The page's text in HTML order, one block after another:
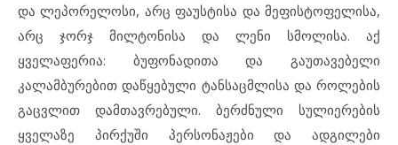
და ლეპორელოსი, არც ფაუსტისა და მეფისტოფელისა,
არც ჯორჯ მილტონისა და ლენი სმოლისა. აქ
ყველაფერია: ბუფონადითა და გაუთავებელი
კალამბურებით დაწყებული ტანსაცმლისა და როლების
გაცვლით დამთავრებული. ბერძნული სულიერების
ყველაზე პირქუში პერსონაჟები და ადგილები